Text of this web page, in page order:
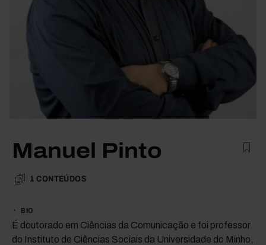
Manuel Pinto
1 CONTEÚDOS
BIO
É doutorado em Ciências da Comunicação e foi professor
do Instituto de Ciências Sociais da Universidade do Minho,